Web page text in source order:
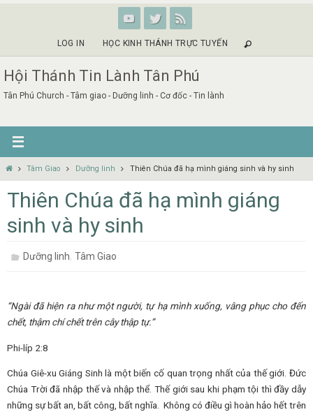
LOG IN HỌC KINH THÁNH TRỰC TUYẾN
Hội Thánh Tin Lành Tân Phú
Tân Phú Church - Tâm giao - Dưỡng linh - Cơ đốc - Tin lành
HomeTâm Giao Dưỡng linh Thiên Chúa đã hạ mình giáng sinh và hy sinh
Thiên Chúa đã hạ mình giáng
sinh và hy sinh
Dưỡng linh,Tâm Giao
“Ngài đã hiện ra như một người, tự hạ mình xuống, vâng phục cho đến
chết, thậm chí chết trên cây thập tự.”
Phi-líp 2:8
Chúa Giê-xu Giáng Sinh là một biến cố quan trọng nhất của thế giới. Đức
Chúa Trời đã nhập thế và nhập thể. Thế giới sau khi phạm tội thì đầy dẫy
những sự bất an, bất công, bất nghĩa. Không có điều gì hoàn hảo hết trên